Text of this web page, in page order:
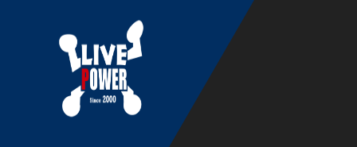
今後のお仕事の予定